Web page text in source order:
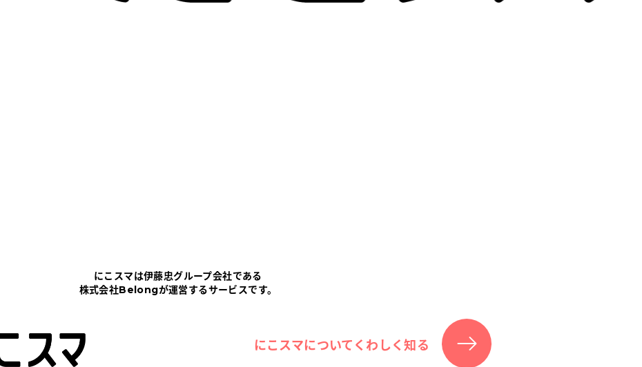
にこスマは伊藤忠グループ会社である
株式会社Belongが運営するサービスです。
にこスマについてくわしく知る